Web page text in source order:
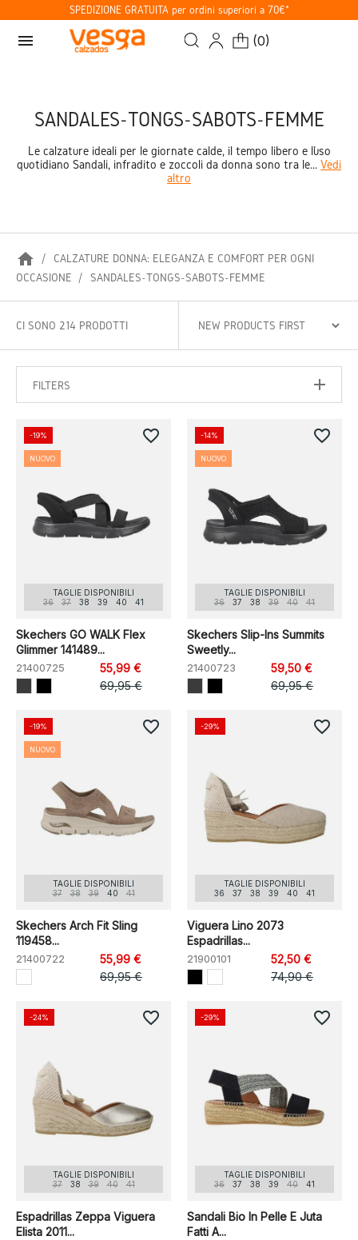
SPEDIZIONE GRATUITA per ordini superiori a 70€*
menu (0)
SANDALES-TONGS-SABOTS-FEMME
Le calzature ideali per le giornate calde, il tempo libero e l’uso
quotidiano Sandali, infradito e zoccoli da donna sono tra le... Vedi
altro
home
CALZATURE DONNA: ELEGANZA E COMFORT PER OGNI
OCCASIONE
SANDALES-TONGS-SABOTS-FEMME
CI SONO 214 PRODOTTI
FILTERS
TAGLIE DISPONIBILI
36
37 38 39 40 41
Skechers GO WALK Flex
Glimmer 141489...
21400725
55,99 €
69,95 €
-19%
NUOVO
favorite_border
TAGLIE DISPONIBILI
36
37 38 39 40 41
Skechers Slip-Ins Summits
Sweetly...
21400723
59,50 €
69,95 €
-14%
NUOVO
favorite_border
TAGLIE DISPONIBILI
37
38 39 40 41
Skechers Arch Fit Sling
119458...
21400722
55,99 €
69,95 €
-19%
NUOVO
favorite_border
TAGLIE DISPONIBILI
36
37 38 39 40 41
Viguera Lino 2073
Espadrillas...
21900101
52,50 €
74,90 €
-29% favorite_border
TAGLIE DISPONIBILI
37
38 39 40 41
Espadrillas Zeppa Viguera
Elista 2011...
-24% favorite_border
TAGLIE DISPONIBILI
36
37 38 39 40 41
Sandali Bio In Pelle E Juta
Fatti A...
-29% favorite_border